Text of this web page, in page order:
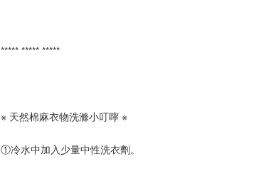
***** ***** *****
※ 天然棉麻衣物洗滌小叮嚀 ※
①冷水中加入少量中性洗衣劑。